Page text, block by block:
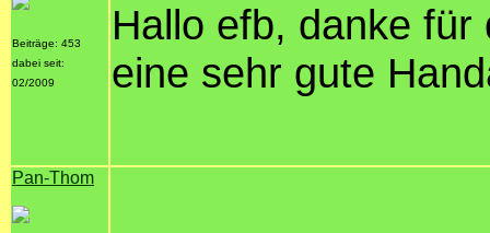
Beiträge: 453
dabei seit:
02/2009
Hallo efb, danke
eine sehr gute
Pan-Thom